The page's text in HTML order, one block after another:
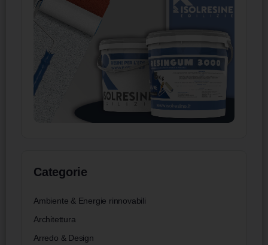
Categorie
Ambiente & Energie rinnovabili
Architettura
Arredo & Design